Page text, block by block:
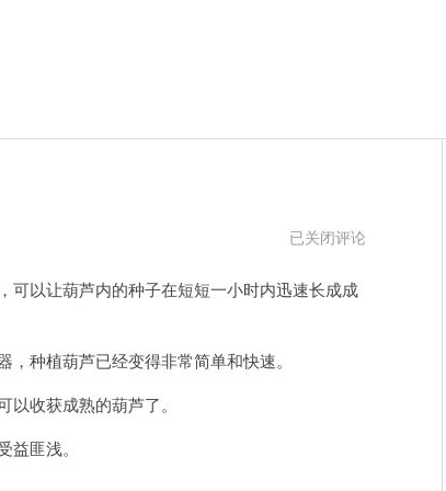
葫
是
已关闭评论
以让葫芦内的种子在短短一小时内迅速长成成
种植葫芦已经变得非常简单和快速。
收获成熟的葫芦了。
匪浅。